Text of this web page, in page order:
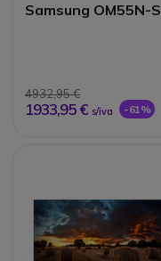
Samsung OM55N-S
4932,95 €
1933,95 € s/iva -61%